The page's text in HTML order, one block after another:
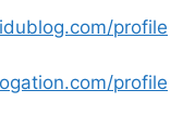
profile
profile